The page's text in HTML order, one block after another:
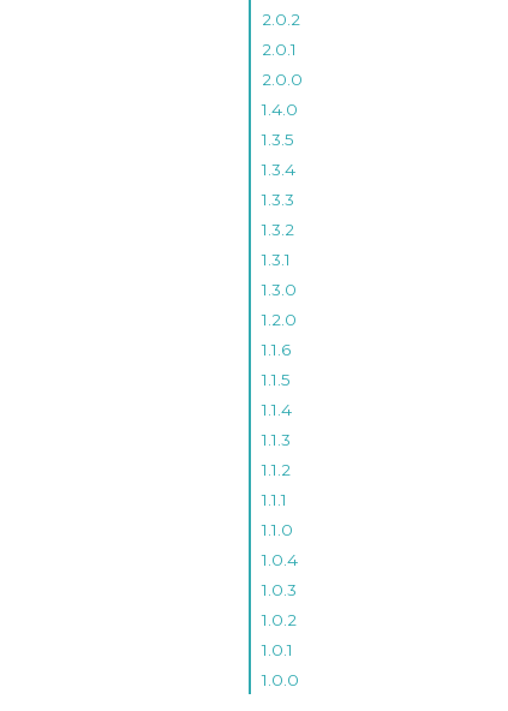
2.0.2
2.0.1
2.0.0
1.4.0
1.3.5
1.3.4
1.3.3
1.3.2
1.3.1
1.3.0
1.2.0
1.1.6
1.1.5
1.1.4
1.1.3
1.1.2
1.1.1
1.1.0
1.0.4
1.0.3
1.0.2
1.0.1
1.0.0